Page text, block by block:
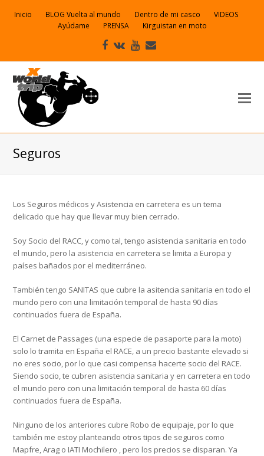
Inicio BLOG Vuelta al mundo Dentro de mi casco
VIDEOS
Ayúdame
PRENSA Kirguistan en moto
Facebook
VK Youtube
electrónico
Seguros
Los Seguros médicos y Asistencia en carretera es un tema
delicado que hay que llevar muy bien cerrado.
Soy Socio del RACC, y como tal, tengo asistencia sanitaria en todo
el mundo, pero la asistencia en carretera se limita a Europa y
países bañados por el mediterráneo.
También tengo SANITAS que cubre la asitencia sanitaria en todo el
mundo pero con una limitación temporal de hasta 90 días
continuados fuera de España.
El Carnet de Passages (una especie de pasaporte para la moto)
solo lo tramita en España el RACE, a un precio bastante elevado si
no eres socio, por lo que casi compensa hacerte socio del RACE.
Siendo socio, te cubren asistencia sanitaria y en carretera en todo
el mundo pero con una limitación temporal de hasta 60 días
continuados fuera de España.
Ninguno de los anteriores cubre Robo de equipaje, por lo que
también me estoy planteando otros tipos de seguros como
Mapfre, Arag o IATI Mochilero , pero los precios se disparan. Ya